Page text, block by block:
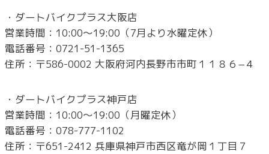
・ダートバイクプラス大阪店
営業時間：10:00～19:00（7月より水曜定休）
電話番号：0721-51-1365
住所：〒586-0002 大阪府河内長野市市町１１８６−４
・ダートバイクプラス神戸店
営業時間：10:00〜19:00（月曜定休）
電話番号：078-777-1102
住所：〒651-2412 兵庫県神戸市西区竜が岡１丁目７